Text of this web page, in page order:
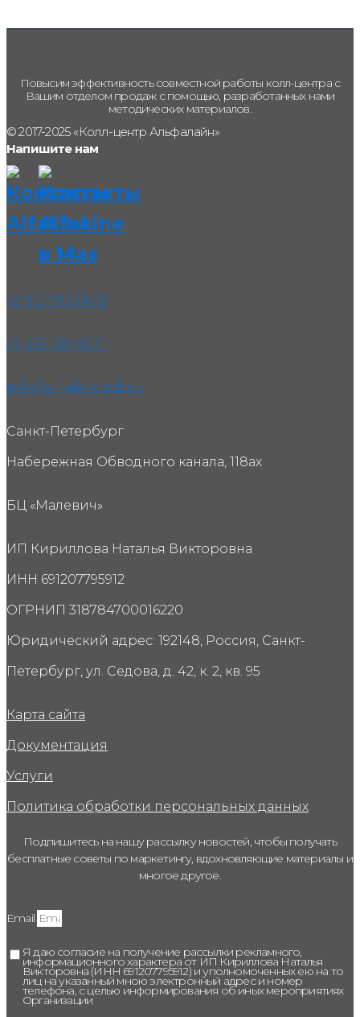
Повысим эффективность совместной работы колл-центра с
Вашим отделом продаж с помощью, разработанных нами
методических материалов.
© 2017-2025 «Колл-центр Альфалайн»
Напишите нам
+7 812 703 81 09
+7 495 189 00 91
info@alfaline.spb.ru
Санкт-Петербург
Набережная Обводного канала, 118ах
БЦ «Малевич»
ИП Кириллова Наталья Викторовна
ИНН 691207795912
ОГРНИП 318784700016220
Юридический адрес: 192148, Россия, Санкт-
Петербург, ул. Седова, д. 42, к. 2, кв. 95
Карта сайта
Документация
Услуги
Политика обработки персональных данных
Подпишитесь на нашу рассылку новостей, чтобы получать
бесплатные советы по маркетингу, вдохновляющие материалы и
многое другое.
Email
Я даю согласие на получение рассылки рекламного,
информационного характера от ИП Кириллова Наталья
Викторовна (ИНН 691207795912) и уполномоченных ею на то
лиц на указанный мною электронный адрес и номер
телефона, с целью информирования об иных мероприятиях
Организации